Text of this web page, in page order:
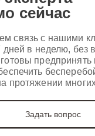
сейчас
связь с нашими
дней в неделю, без
протяжении
Задать вопрос